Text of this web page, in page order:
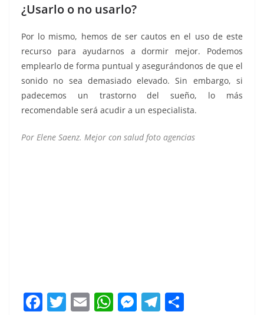
¿Usarlo o no usarlo?
Por lo mismo, hemos de ser cautos en el uso de este
recurso para ayudarnos a dormir mejor. Podemos
emplearlo de forma puntual y asegurándonos de que el
sonido no sea demasiado elevado. Sin embargo, si
padecemos un trastorno del sueño, lo más
recomendable será acudir a un especialista.
Por Elene Saenz. Mejor con salud foto agencias
F T E W M T